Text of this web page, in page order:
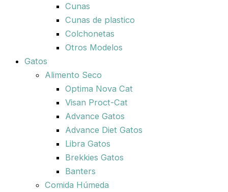
Cunas
Cunas de plastico
Colchonetas
Otros Modelos
Gatos
Alimento Seco
Optima Nova Cat
Visan Proct-Cat
Advance Gatos
Advance Diet Gatos
Libra Gatos
Brekkies Gatos
Banters
Comida Húmeda